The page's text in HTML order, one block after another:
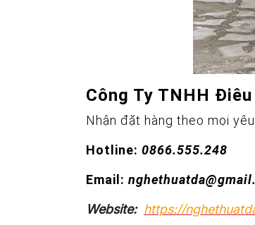
Công Ty TNHH
Nhận đặt hàng theo mọi
Hotline: 0866.555.248
Email:
Website: https://